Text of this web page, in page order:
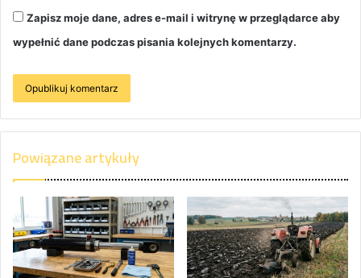
Zapisz moje dane, adres e-mail i witrynę w przeglądarce aby
wypełnić dane podczas pisania kolejnych komentarzy.
Powiązane artykuły